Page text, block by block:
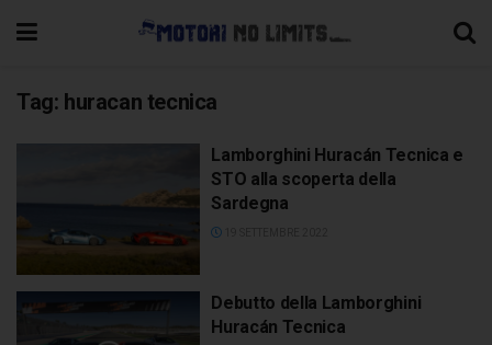
Tag: huracan tecnica
Lamborghini Huracán Tecnica e
STO alla scoperta della
Sardegna
Debutto della Lamborghini
Huracán Tecnica